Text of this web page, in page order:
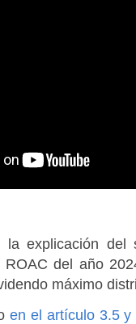
explicación del
del año
máximo
en el artículo 3.5